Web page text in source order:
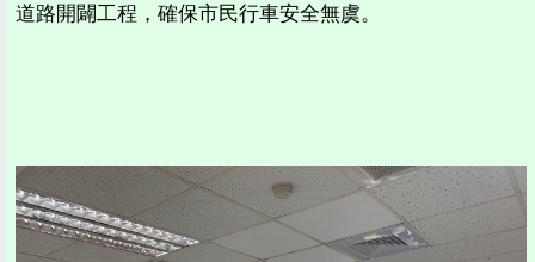
道路開闢工程，確保市民行車安全無虞。